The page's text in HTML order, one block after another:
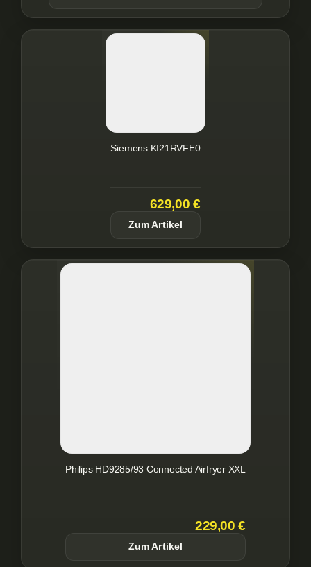
Siemens KI21RVFE0
629,00 €
Zum Artikel
Philips HD9285/93 Connected Airfryer XXL
229,00 €
Zum Artikel